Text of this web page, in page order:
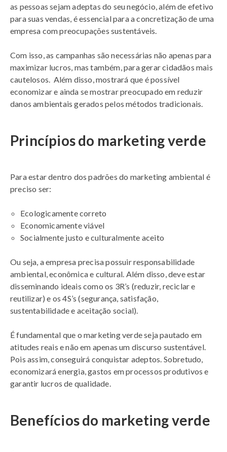
as pessoas sejam adeptas do seu negócio, além de efetivo
para suas vendas, é essencial para a concretização de uma
empresa com preocupações sustentáveis.
Com isso, as campanhas são necessárias não apenas para
maximizar lucros, mas também, para gerar cidadãos mais
cautelosos. Além disso, mostrará que é possível
economizar e ainda se mostrar preocupado em reduzir
danos ambientais gerados pelos métodos tradicionais.
Princípios do marketing verde
Para estar dentro dos padrões do marketing ambiental é
preciso ser:
Ecologicamente correto
Economicamente viável
Socialmente justo e culturalmente aceito
Ou seja, a empresa precisa possuir responsabilidade
ambiental, econômica e cultural. Além disso, deve estar
disseminando ideais como os 3R’s (reduzir, reciclar e
reutilizar) e os 4S’s (segurança, satisfação,
sustentabilidade e aceitação social).
É fundamental que o marketing verde seja pautado em
atitudes reais e não em apenas um discurso sustentável.
Pois assim, conseguirá conquistar adeptos. Sobretudo,
economizará energia, gastos em processos produtivos e
garantir lucros de qualidade.
Benefícios do marketing verde